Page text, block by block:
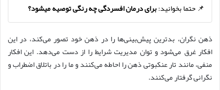
📌 حتما بخوانید:برای درمان افسردگی چه رنگی توصیه میشود؟
ذهن نگران، بدترین پیش‌بینی‌ها را در ذهن خود تصور می‌کند، در این
افکار غرق می‌شود و توان مدیریت شرایط را از دست می‌دهد. این افکار
منفی، مانند تار عنکبوتی ذهن را احاطه می‌کنند و ما را در باتلاق اضطراب و
نگرانی گرفتار می‌کنند.